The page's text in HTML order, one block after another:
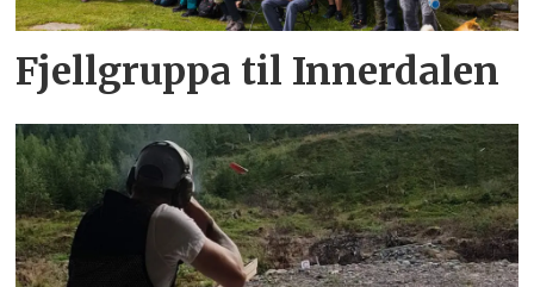
Fjellgruppa til Innerdalen